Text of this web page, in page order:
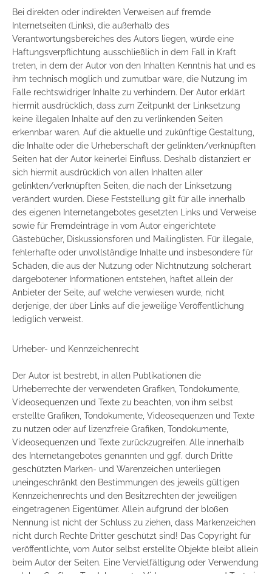
Bei direkten oder indirekten Verweisen auf fremde
Internetseiten (Links), die außerhalb des
Verantwortungsbereiches des Autors liegen, würde eine
Haftungsverpflichtung ausschließlich in dem Fall in Kraft
treten, in dem der Autor von den Inhalten Kenntnis hat und es
ihm technisch möglich und zumutbar wäre, die Nutzung im
Falle rechtswidriger Inhalte zu verhindern. Der Autor erklärt
hiermit ausdrücklich, dass zum Zeitpunkt der Linksetzung
keine illegalen Inhalte auf den zu verlinkenden Seiten
erkennbar waren. Auf die aktuelle und zukünftige Gestaltung,
die Inhalte oder die Urheberschaft der gelinkten/verknüpften
Seiten hat der Autor keinerlei Einfluss. Deshalb distanziert er
sich hiermit ausdrücklich von allen Inhalten aller
gelinkten/verknüpften Seiten, die nach der Linksetzung
verändert wurden. Diese Feststellung gilt für alle innerhalb
des eigenen Internetangebotes gesetzten Links und Verweise
sowie für Fremdeinträge in vom Autor eingerichtete
Gästebücher, Diskussionsforen und Mailinglisten. Für illegale,
fehlerhafte oder unvollständige Inhalte und insbesondere für
Schäden, die aus der Nutzung oder Nichtnutzung solcherart
dargebotener Informationen entstehen, haftet allein der
Anbieter der Seite, auf welche verwiesen wurde, nicht
derjenige, der über Links auf die jeweilige Veröffentlichung
lediglich verweist.
Urheber- und Kennzeichenrecht
Der Autor ist bestrebt, in allen Publikationen die
Urheberrechte der verwendeten Grafiken, Tondokumente,
Videosequenzen und Texte zu beachten, von ihm selbst
erstellte Grafiken, Tondokumente, Videosequenzen und Texte
zu nutzen oder auf lizenzfreie Grafiken, Tondokumente,
Videosequenzen und Texte zurückzugreifen. Alle innerhalb
des Internetangebotes genannten und ggf. durch Dritte
geschützten Marken- und Warenzeichen unterliegen
uneingeschränkt den Bestimmungen des jeweils gültigen
Kennzeichenrechts und den Besitzrechten der jeweiligen
eingetragenen Eigentümer. Allein aufgrund der bloßen
Nennung ist nicht der Schluss zu ziehen, dass Markenzeichen
nicht durch Rechte Dritter geschützt sind! Das Copyright für
veröffentlichte, vom Autor selbst erstellte Objekte bleibt allein
beim Autor der Seiten. Eine Vervielfältigung oder Verwendung